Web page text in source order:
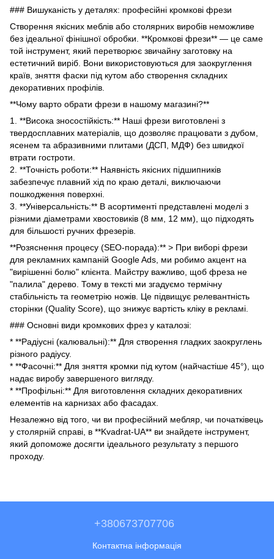
### Вишуканість у деталях: професійні кромкові фрези
Створення якісних меблів або столярних виробів неможливе
без ідеальної фінішної обробки. **Кромкові фрези** — це саме
той інструмент, який перетворює звичайну заготовку на
естетичний виріб. Вони використовуються для заокруглення
країв, зняття фаски під кутом або створення складних
декоративних профілів.
**Чому варто обрати фрези в нашому магазині?**
1. **Висока зносостійкість:** Наші фрези виготовлені з
твердосплавних матеріалів, що дозволяє працювати з дубом,
ясенем та абразивними плитами (ДСП, МДФ) без швидкої
втрати гостроти.
2. **Точність роботи:** Наявність якісних підшипників
забезпечує плавний хід по краю деталі, виключаючи
пошкодження поверхні.
3. **Універсальність:** В асортименті представлені моделі з
різними діаметрами хвостовиків (8 мм, 12 мм), що підходять
для більшості ручних фрезерів.
**Розяснення процесу (SEO-порада):** > При виборі фрези
для рекламних кампаній Google Ads, ми робимо акцент на
"вирішенні болю" клієнта. Майстру важливо, щоб фреза не
"палила" дерево. Тому в тексті ми згадуємо термічну
стабільність та геометрію ножів. Це підвищує релевантність
сторінки (Quality Score), що знижує вартість кліку в рекламі.
### Основні види кромкових фрез у каталозі:
* **Радіусні (калювальні):** Для створення гладких заокруглень
різного радіусу.
* **Фасочні:** Для зняття кромки під кутом (найчастіше 45°), що
надає виробу завершеного вигляду.
* **Профільні:** Для виготовлення складних декоративних
елементів на карнизах або фасадах.
Незалежно від того, чи ви професійний мебляр, чи початківець
у столярній справі, в **Kvadrat-UA** ви знайдете інструмент,
який допоможе досягти ідеального результату з першого
проходу.
+380673707706
Контактна інформація